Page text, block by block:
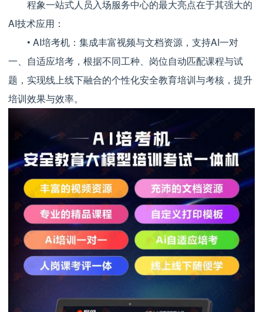
程象一站式人员入场服务中心的最大亮点在于其强大的
AI技术应用：
• AI培考机：集成丰富视频与文档资源，支持AI一对
一、自适应培考，根据不同工种、岗位自动匹配课程与试
题，实现线上线下融合的个性化安全教育培训与考核，提升
培训效果与效率。